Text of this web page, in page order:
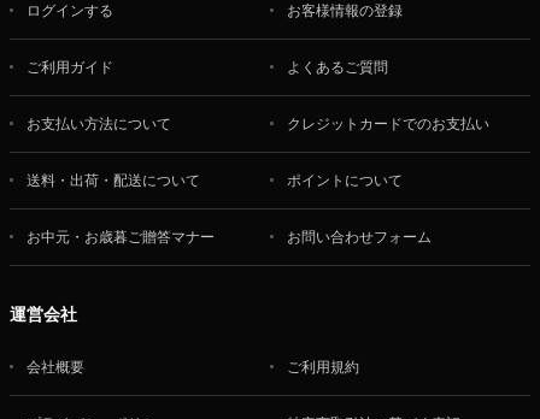
ログインする お客様情報の登録
ご利用ガイド よくあるご質問
お支払い方法について クレジットカードでのお支払い
送料・出荷・配送について ポイントについて
お中元・お歳暮ご贈答マナー お問い合わせフォーム
運営会社
会社概要 ご利用規約